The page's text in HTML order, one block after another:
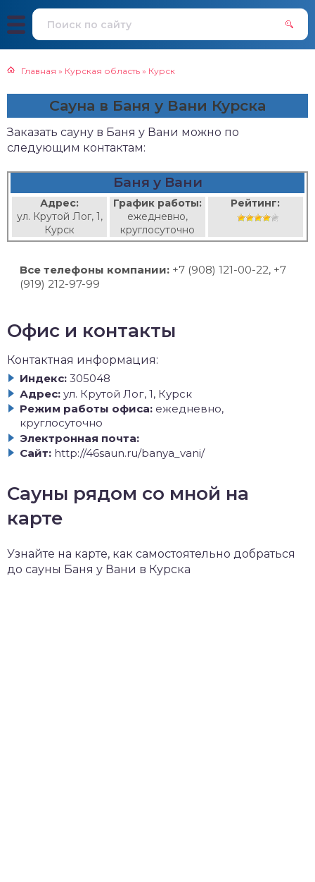
Главная » Курская область » Курск
Сауна в Баня у Вани Курска
Заказать сауну в Баня у Вани можно по
следующим контактам:
Баня у Вани
Адрес:
ул. Крутой Лог, 1,
Курск
График работы:
ежедневно,
круглосуточно
Рейтинг:
Все телефоны компании: +7 (908) 121-00-22, +7
(919) 212-97-99
Офис и контакты
Контактная информация:
Индекс: 305048
Адрес: ул. Крутой Лог, 1, Курск
Режим работы офиса: ежедневно,
круглосуточно
Электронная почта:
Сайт: http://46saun.ru/banya_vani/
Сауны рядом со мной на
карте
Узнайте на карте, как самостоятельно добраться
до сауны Баня у Вани в Курска